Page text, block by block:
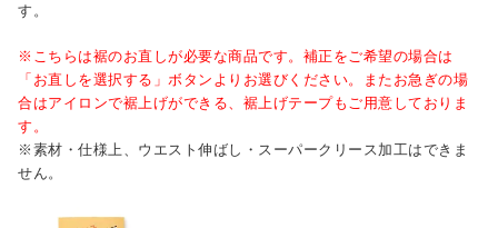
す。
※こちらは裾のお直しが必要な商品です。補正をご希望の場合は
「お直しを選択する」ボタンよりお選びください。またお急ぎの場
合はアイロンで裾上げができる、裾上げテープもご用意しておりま
す。
※素材・仕様上、ウエスト伸ばし・スーパークリース加工はできま
せん。